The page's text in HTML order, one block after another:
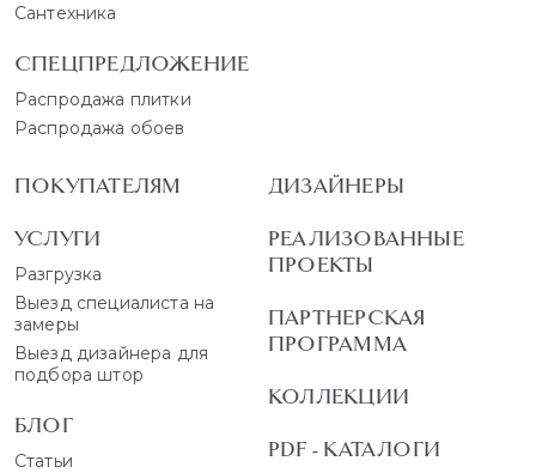
Сантехника
СПЕЦПРЕДЛОЖЕНИЕ
Распродажа плитки
Распродажа обоев
ПОКУПАТЕЛЯМ
УСЛУГИ
Разгрузка
Выезд специалиста на
замеры
Выезд дизайнера для
подбора штор
БЛОГ
Статьи
ДИЗАЙНЕРЫ
РЕАЛИЗОВАННЫЕ
ПРОЕКТЫ
ПАРТНЕРСКАЯ
ПРОГРАММА
КОЛЛЕКЦИИ
PDF - КАТАЛОГИ